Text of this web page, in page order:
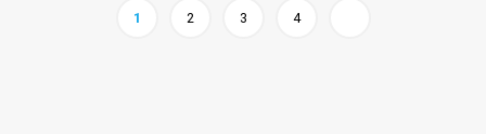
1 2 3 4